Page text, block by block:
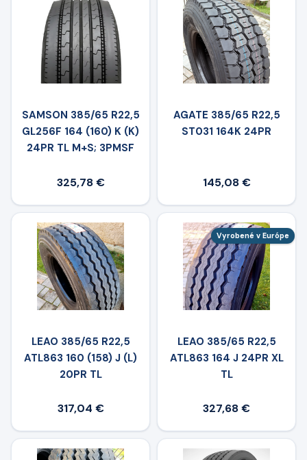
SAMSON 385/65 R22,5
GL256F 164 (160) K (K)
24PR TL M+S; 3PMSF
325,78 €
AGATE 385/65 R22,5
ST031 164K 24PR
145,08 €
LEAO 385/65 R22,5
ATL863 160 (158) J (L)
20PR TL
317,04 €
Vyrobené v Európe
LEAO 385/65 R22,5
ATL863 164 J 24PR XL
TL
327,68 €